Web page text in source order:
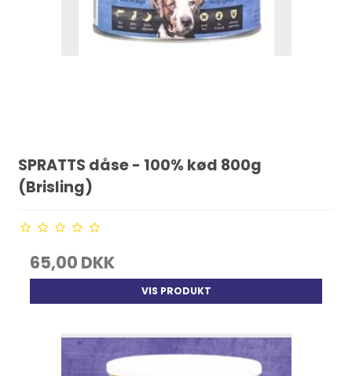
SPRATTS dåse - 100% kød 800g
(Brisling)
65,00 DKK
VIS PRODUKT